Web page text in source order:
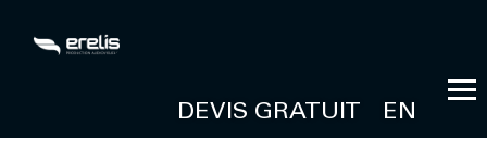
DEVIS GRATUIT EN